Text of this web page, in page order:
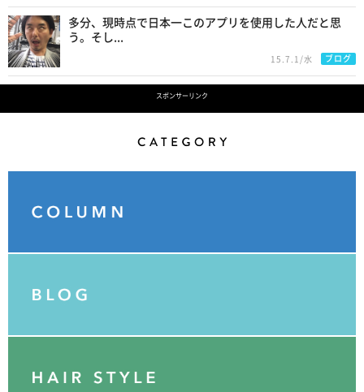
多分、現時点で日本一このアプリを使用した人だと思
う。そし...
15.7.1/水 ブログ
スポンサーリンク